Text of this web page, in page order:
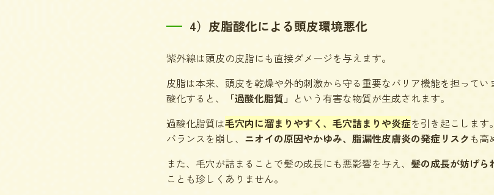
4）皮脂酸化による頭皮環境悪化
紫外線は頭皮の皮脂にも直接ダメージを与えます。
皮脂は本来、頭皮を乾燥や外的刺激から守る重要なバリア機能を担って
酸化すると、
「過酸化脂質」 という有害な物質が生成されます。
過酸化脂質は毛穴内に溜まりやすく、毛穴詰まりや炎症を引き起こしま
バランスを崩し、 ニオイの原因やかゆみ、脂漏性皮膚炎の発症リスクも高
また、毛穴が詰まることで髪の成長にも悪影響を与え、 髪の成長が妨げら
ことも珍しくありません。